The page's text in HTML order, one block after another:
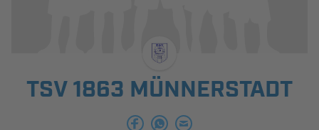
INFOTHEK SPIELPLUS
TSV 1863 MÜNNERSTADT